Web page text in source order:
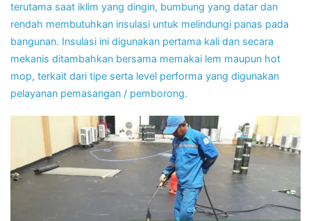
terutama saat iklim yang dingin, bumbung yang datar dan
rendah membutuhkan insulasi untuk melindungi panas pada
bangunan. Insulasi ini digunakan pertama kali dan secara
mekanis ditambahkan bersama memakai lem maupun hot
mop, terkait dari tipe serta level performa yang digunakan
pelayanan pemasangan / pemborong.